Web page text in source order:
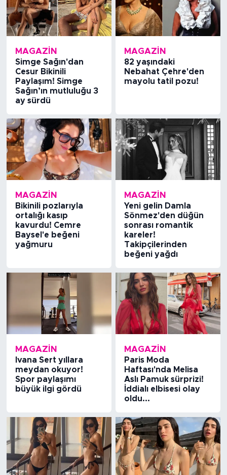
MAGAZİN
Simge Sağın'dan
Cesur Bikinili
Paylaşım! Simge
Sağın’ın mutluluğu 3
ay sürdü
MAGAZİN
82 yaşındaki
Nebahat Çehre'den
mayolu tatil pozu!
MAGAZİN
Bikinili pozlarıyla
ortalığı kasıp
kavurdu! Cemre
Baysel'e beğeni
yağmuru
MAGAZİN
Yeni gelin Damla
Sönmez'den düğün
sonrası romantik
kareler!
Takipçilerinden
beğeni yağdı
MAGAZİN
Ivana Sert yıllara
meydan okuyor!
Spor paylaşımı
büyük ilgi gördü
MAGAZİN
Paris Moda
Haftası'nda Melisa
Aslı Pamuk sürprizi!
İddialı elbisesi olay
oldu...